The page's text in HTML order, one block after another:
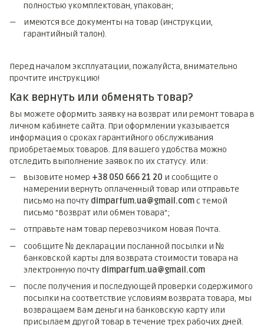
полностью укомплектован, упакован;
имеются все документы на товар (инструкции,
гарантийный талон).
Перед началом эксплуатации, пожалуйста, внимательно
прочтите инструкцию!
Как вернуть или обменять товар?
Вы можете оформить заявку на возврат или ремонт товара в
личном кабинете сайта. При оформлении указывается
информация о сроках гарантийного обслуживания
приобретаемых товаров. Для вашего удобства можно
отследить выполнение заявок по их статусу. Или:
вызовите номер +38 050 666 21 20 и сообщите о
намерении вернуть оплаченный товар или отправьте
письмо на почту dimparfum.ua@gmail.comс темой
письмо "Возврат или обмен товара";
отправьте нам товар перевозчиком Новая Почта.
сообщите № декларации посланной посылки и №
банковской карты для возврата стоимости товара на
электронную почту dimparfum.ua@gmail.com
после получения и последующей проверки содержимого
посылки на соответствие условиям возврата товара, мы
возвращаем Вам деньги на банковскую карту или
присылаем другой товар в течение трех рабочих дней.